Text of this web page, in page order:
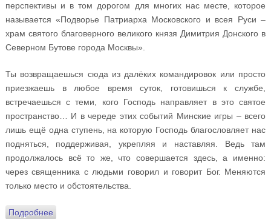
перспективы и в том дорогом для многих нас месте, которое
называется «Подворье Патриарха Московского и всея Руси –
храм святого благоверного великого князя Димитрия Донского в
Северном Бутове города Москвы».
Ты возвращаешься сюда из далёких командировок или просто
приезжаешь в любое время суток, готовишься к службе,
встречаешься с теми, кого Господь направляет в это святое
пространство… И в череде этих событий Минские игры – всего
лишь ещё одна ступень, на которую Господь благословляет нас
подняться, поддерживая, укрепляя и наставляя. Ведь там
продолжалось всё то же, что совершается здесь, а именно:
через священника с людьми говорил и говорит Бог. Меняются
только место и обстоятельства.
Подробнеео Дневник духовника Олимпийской сборной России.